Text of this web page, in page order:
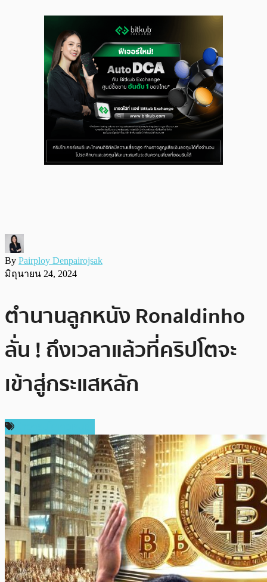
By Pairploy Denpairojsak
มิถุนายน 24, 2024
ตำนานลูกหนัง Ronaldinho
ลั่น ! ถึงเวลาแล้วที่คริปโตจะ
เข้าสู่กระแสหลัก